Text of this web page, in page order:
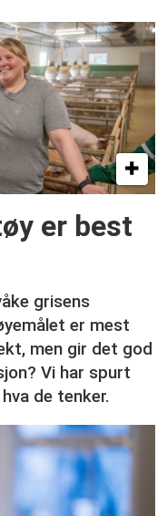
er best
grisens
er mest
men gir det god
Vi har spurt
de tenker.